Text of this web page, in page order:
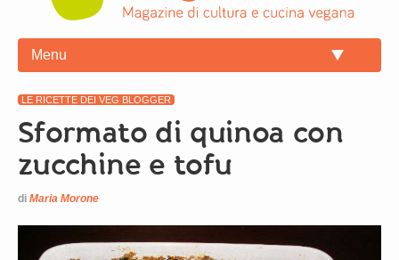
Menu
LE RICETTE DEI VEG BLOGGER
Sformato di quinoa con
zucchine e tofu
di Maria Morone